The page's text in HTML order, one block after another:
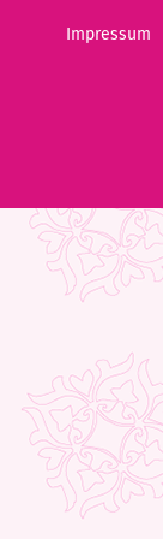
Impressum